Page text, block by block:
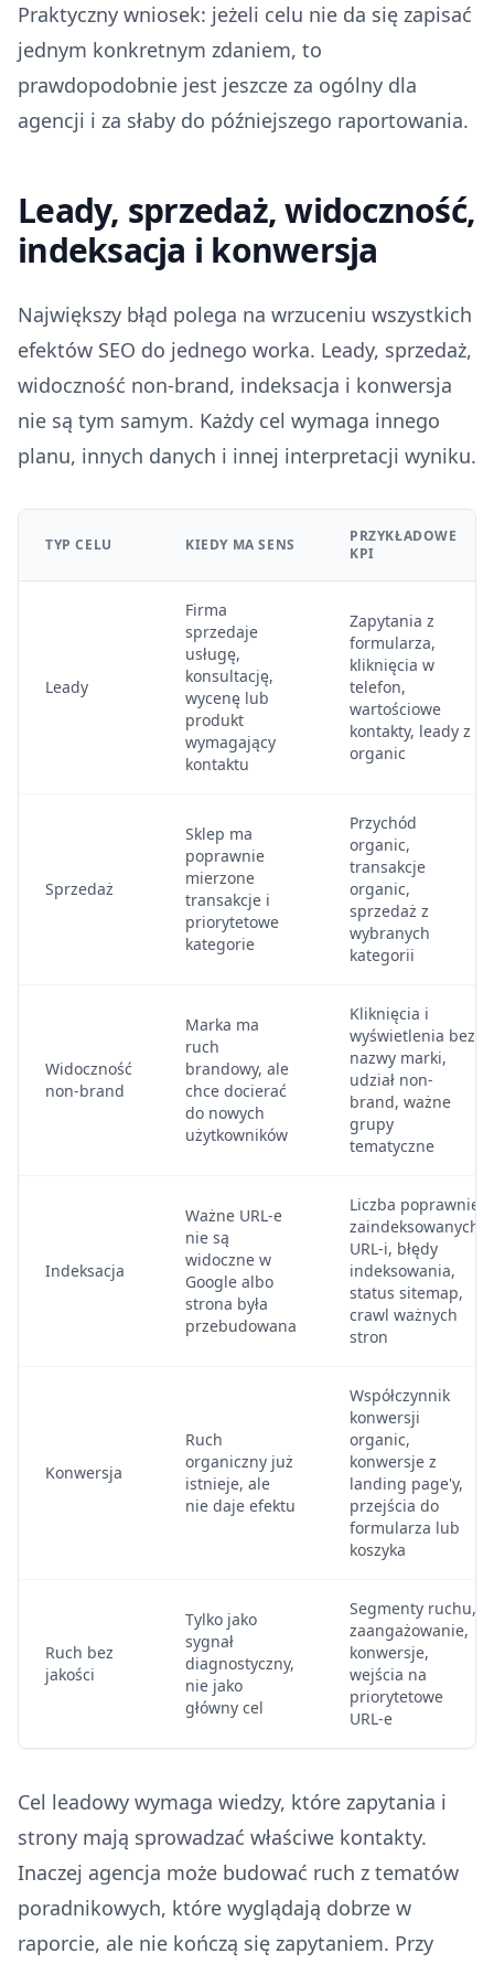
Praktyczny wniosek: jeżeli celu nie da się zapisać
jednym konkretnym zdaniem, to
prawdopodobnie jest jeszcze za ogólny dla
agencji i za słaby do późniejszego raportowania.
Leady, sprzedaż, widoczność,
indeksacja i konwersja
Największy błąd polega na wrzuceniu wszystkich
efektów SEO do jednego worka. Leady, sprzedaż,
widoczność non-brand, indeksacja i konwersja
nie są tym samym. Każdy cel wymaga innego
planu, innych danych i innej interpretacji wyniku.
TYP CELU KIEDY MA SENS
PRZYKŁADOWE
KPI
Leady
Firma
sprzedaje
usługę,
konsultację,
wycenę lub
produkt
wymagający
kontaktu
Zapytania z
formularza,
kliknięcia w
telefon,
wartościowe
kontakty, leady z
organic
Sprzedaż
Sklep ma
poprawnie
mierzone
transakcje i
priorytetowe
kategorie
Przychód
organic,
transakcje
organic,
sprzedaż z
wybranych
kategorii
Widoczność
non-brand
Marka ma
ruch
brandowy, ale
chce docierać
do nowych
użytkowników
Kliknięcia i
wyświetlenia bez
nazwy marki,
udział non-
brand, ważne
grupy
tematyczne
Indeksacja
Ważne URL-e
nie są
widoczne w
Google albo
strona była
przebudowana
Liczba poprawnie
zaindeksowanych
URL-i, błędy
indeksowania,
status sitemap,
crawl ważnych
stron
Konwersja
Ruch
organiczny już
istnieje, ale
nie daje efektu
Współczynnik
konwersji
organic,
konwersje z
landing page'y,
przejścia do
formularza lub
koszyka
Ruch bez
jakości
Tylko jako
sygnał
diagnostyczny,
nie jako
główny cel
Segmenty ruchu,
zaangażowanie,
konwersje,
wejścia na
priorytetowe
URL-e
Cel leadowy wymaga wiedzy, które zapytania i
strony mają sprowadzać właściwe kontakty.
Inaczej agencja może budować ruch z tematów
poradnikowych, które wyglądają dobrze w
raporcie, ale nie kończą się zapytaniem. Przy